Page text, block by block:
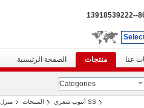
86--
الصفحة الرئيسية منتجات عنا
Categories
منزل المنتجات SS أنبوب شعري